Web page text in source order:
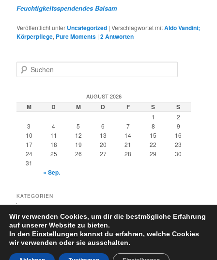
Feuchtigkeitsspendendes Balsam
Veröffentlicht unter Uncategorized |Verschlagwortet mitAldo Vandini;
Körperpflege, Pure Moments |2Antworten
u
e
n
AUGUST 2026
M D M D F S S
1
2
3
4 5 6 7 8
9
10
11 12 13 14 15
16
17
18 19 20 21 22
23
24
25 26 27 28 29
30
31
« Sep.
KATEGORIEN
Kategorien
Datenschutzerklärung Stolz präsentiert von WordPress
Wir verwenden Cookies, um dir die bestmögliche Erfahrung
auf unserer Website zu bieten.
In den Einstellungen kannst du erfahren, welche Cookies
wir verwenden oder sie ausschalten.